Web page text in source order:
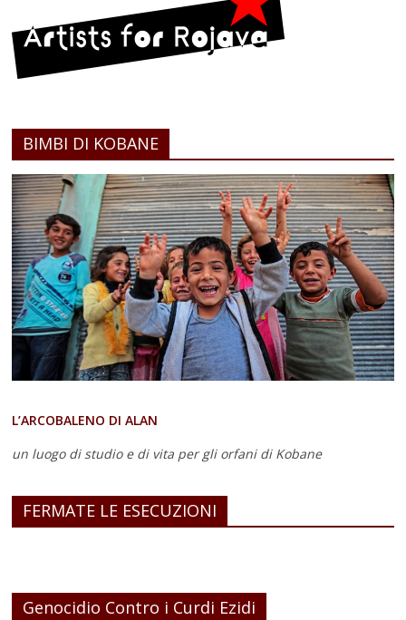
BIMBI DI KOBANE
L’ARCOBALENO DI ALAN
un luogo di studio e di vita per gli orfani di Kobane
FERMATE LE ESECUZIONI
Genocidio Contro i Curdi Ezidi